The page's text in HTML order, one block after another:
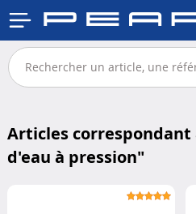
Articles correspondant
d'eau à pression"